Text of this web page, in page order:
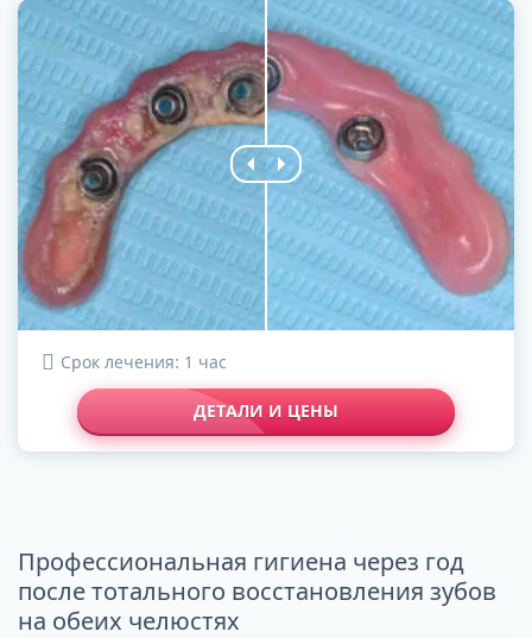
Срок лечения: 1 час
ДЕТАЛИ И ЦЕНЫ
Профессиональная гигиена через год
после тотального восстановления зубов
на обеих челюстях